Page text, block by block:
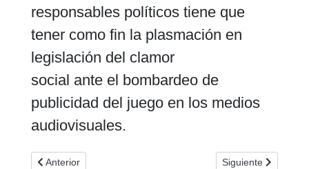
responsables políticos tiene que
tener como fin la plasmación en
legislación del clamor
social ante el bombardeo de
publicidad del juego en los medios
audiovisuales.
Artículo anterior: La Comunidad de Madrid avala una
Anterior Artículo siguiente:
Siguiente